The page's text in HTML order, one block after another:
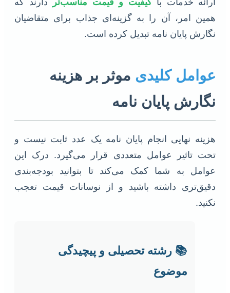
ارائه خدمات باکیفیت و قیمت مناسب‌تر
دارند که
همین امر، آن را به گزینه‌ای جذاب برای متقاضیان
نگارش پایان نامه تبدیل کرده است.
عوامل کلیدی موثر بر هزینه
نگارش پایان نامه
هزینه نهایی انجام پایان نامه یک عدد ثابت نیست و
تحت تاثیر عوامل متعددی قرار می‌گیرد. درک این
عوامل به شما کمک می‌کند تا بتوانید بودجه‌بندی
دقیق‌تری داشته باشید و از نوسانات قیمت تعجب
نکنید.
📚 رشته تحصیلی و پیچیدگی
موضوع